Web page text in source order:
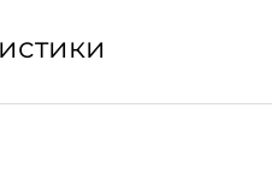
месте. Избегайте контакта